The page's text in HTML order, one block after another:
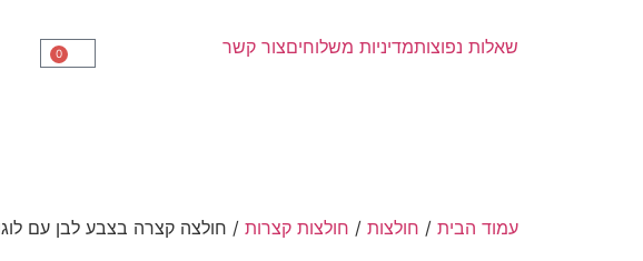
שאלות נפוצותמדיניות משלוחיםצור קשר 0
עמוד הבית / חולצות / חולצות קצרות / חולצה קצרה בצבע לבן עם